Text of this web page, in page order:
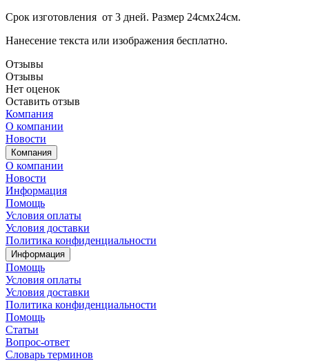
Срок изготовления от 3 дней. Размер 24смх24см.
Нанесение текста или изображения бесплатно.
Отзывы
Отзывы
Нет оценок
Оставить отзыв
Компания
О компании
Новости
Компания
О компании
Новости
Информация
Помощь
Условия оплаты
Условия доставки
Политика конфиденциальности
Информация
Помощь
Условия оплаты
Условия доставки
Политика конфиденциальности
Помощь
Статьи
Вопрос-ответ
Словарь терминов